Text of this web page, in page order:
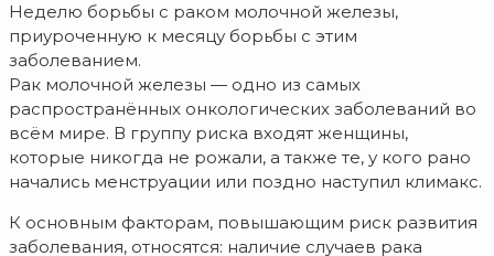
Неделю борьбы с раком молочной железы,
приуроченную к месяцу борьбы с этим
заболеванием.
Рак молочной железы — одно из самых
распространённых онкологических заболеваний во
всём мире. В группу риска входят женщины,
которые никогда не рожали, а также те, у кого рано
начались менструации или поздно наступил климакс.
К основным факторам, повышающим риск развития
заболевания, относятся: наличие случаев рака